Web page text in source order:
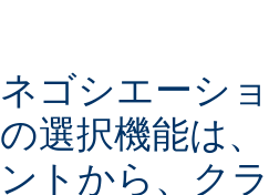
ゴシエーシ
選択機能は
トから、ク